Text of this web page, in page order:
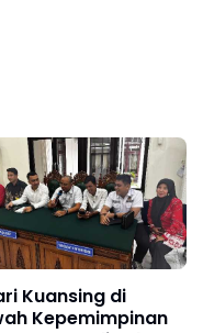
Kuansing di
Kepemimpinan